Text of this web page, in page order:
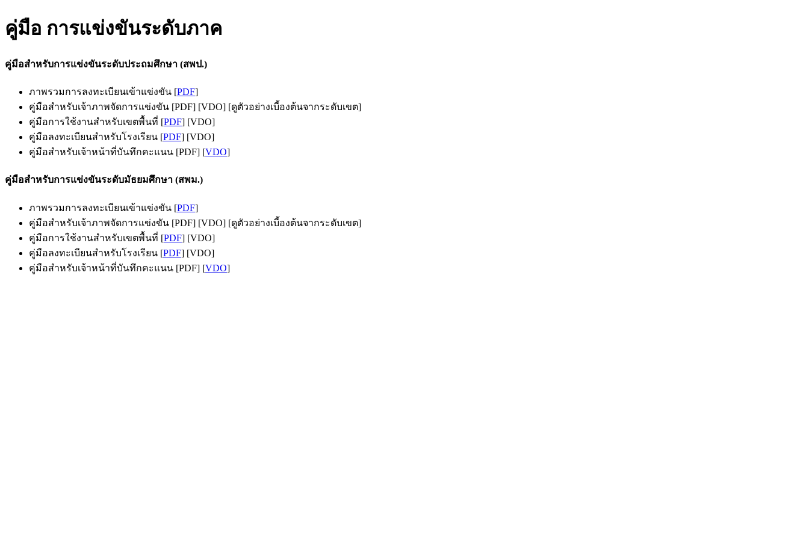
คู่มือ การแข่งขันระดับภาค
คู่มือสำหรับการแข่งขันระดับประถมศึกษา (สพป.)
ภาพรวมการลงทะเบียนเข้าแข่งขัน [PDF]
คู่มือสำหรับเจ้าภาพจัดการแข่งขัน [PDF] [VDO] [ดูตัวอย่างเบี้องต้นจากระดับเขต]
คู่มือการใช้งานสำหรับเขตพื้นที่ [PDF] [VDO]
คู่มือลงทะเบียนสำหรับโรงเรียน [PDF] [VDO]
คู่มือสำหรับเจ้าหน้าที่บันทึกคะแนน [PDF] [VDO]
คู่มือสำหรับการแข่งขันระดับมัธยมศึกษา (สพม.)
ภาพรวมการลงทะเบียนเข้าแข่งขัน [PDF]
คู่มือสำหรับเจ้าภาพจัดการแข่งขัน [PDF] [VDO] [ดูตัวอย่างเบี้องต้นจากระดับเขต]
คู่มือการใช้งานสำหรับเขตพื้นที่ [PDF] [VDO]
คู่มือลงทะเบียนสำหรับโรงเรียน [PDF] [VDO]
คู่มือสำหรับเจ้าหน้าที่บันทึกคะแนน [PDF] [VDO]